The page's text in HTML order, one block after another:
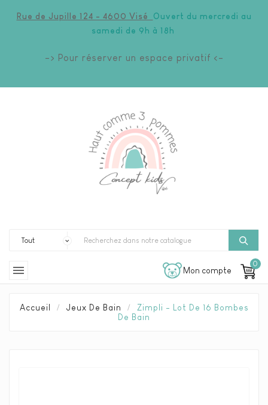
Rue de Jupille 124 - 4600 Visé Ouvert du mercredi au
samedi de 9h à 18h
-> Pour réserver un espace privatif <-
 Mon compte
0
Accueil Jeux De Bain
Zimpli - Lot De 16 Bombes
De Bain